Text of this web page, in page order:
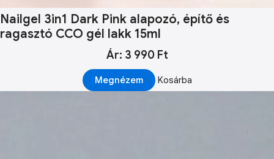
Nailgel 3in1 Dark Pink alapozó, építő és
ragasztó CCO gél lakk 15ml
Ár: 3 990 Ft
Megnézem Kosárba